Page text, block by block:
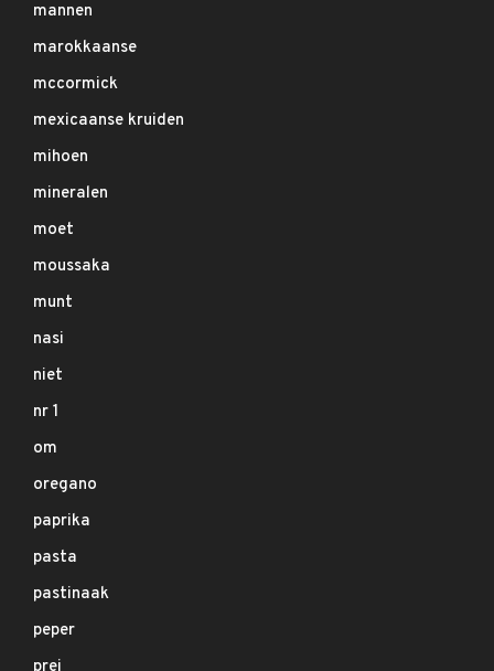
mannen
marokkaanse
mccormick
mexicaanse kruiden
mihoen
mineralen
moet
moussaka
munt
nasi
niet
nr 1
om
oregano
paprika
pasta
pastinaak
peper